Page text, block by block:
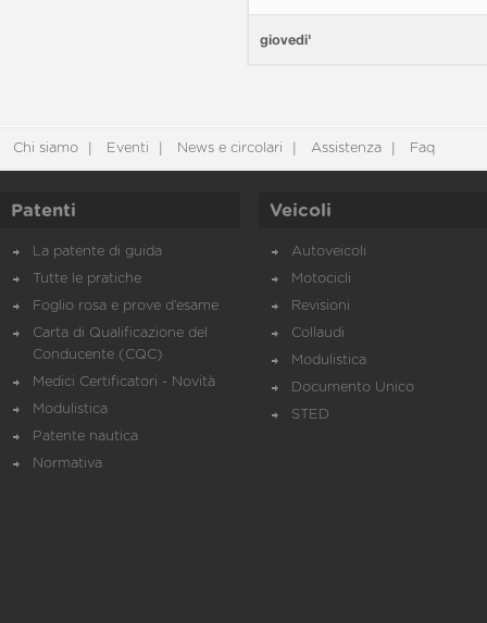
giovedi'
Chi siamo Eventi News e circolari Assistenza Faq
Patenti
La patente di guida
Tutte le pratiche
Foglio rosa e prove d’esame
Carta di Qualificazione del
Conducente (CQC)
Medici Certificatori - Novità
Modulistica
Patente nautica
Normativa
Veicoli
Autoveicoli
Motocicli
Revisioni
Collaudi
Modulistica
Documento Unico
STED